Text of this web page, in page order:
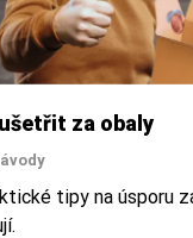
za obaly
tipy na úsporu